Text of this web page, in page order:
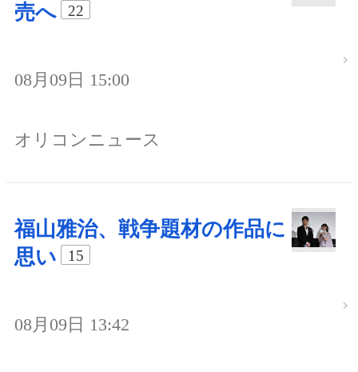
売へ 22
08月09日 15:00
オリコンニュース
福山雅治、戦争題材の作品に
思い
15
08月09日 13:42